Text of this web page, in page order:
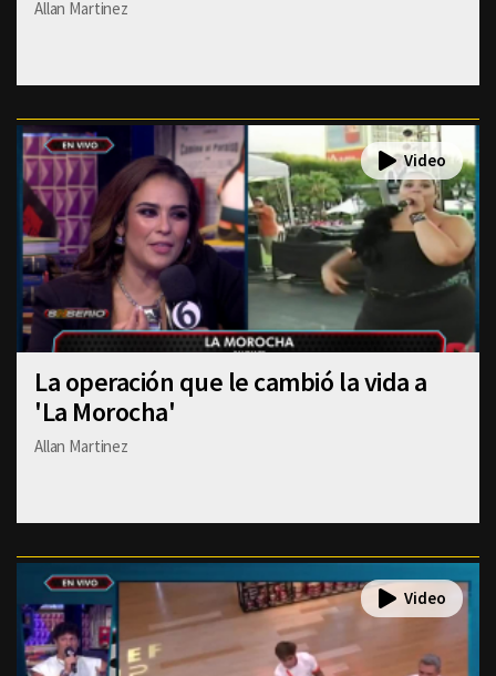
Allan Martinez
La operación que le cambió la vida a
'La Morocha'
Allan Martinez